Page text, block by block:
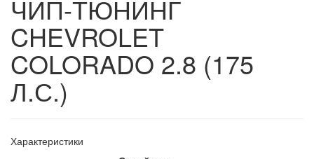
ЧИП-ТЮНИНГ
CHEVROLET
COLORADO 2.8 (175
Л.С.)
Характеристики